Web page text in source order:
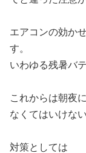
エアコンの効か
す。
いわゆる残暑バ
これからは朝夜
なくてはいけな
対策としては